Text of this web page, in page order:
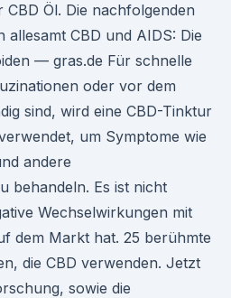
Öl. Die nachfolgenden
CBD und AIDS: Die
— gras.de Für schnelle
oder vor dem
sind, wird eine CBD-Tinktur
um Symptome wie
andere
behandeln. Es ist nicht
Wechselwirkungen mit
dem Markt hat. 25 berühmte
die CBD verwenden. Jetzt
sowie die